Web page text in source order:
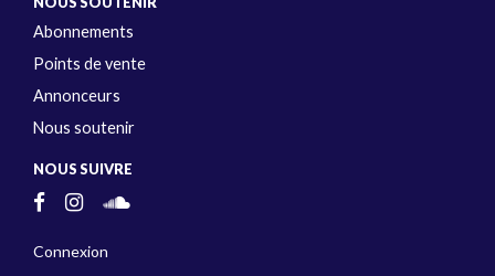
Abonnements
Points de vente
Annonceurs
Nous soutenir
NOUS SUIVRE
Connexion